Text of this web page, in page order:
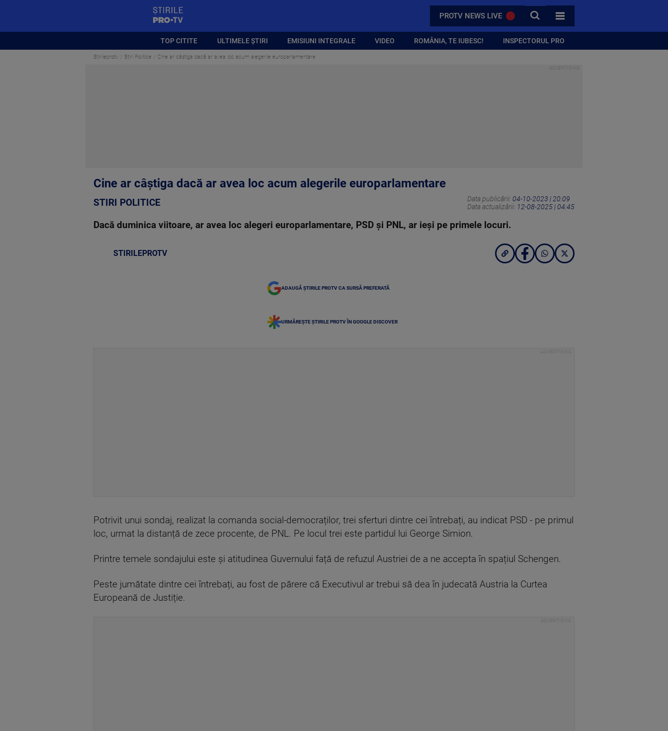
PROTV NEWS LIVE CAUTA
TOATE CATEGORIILE
TOP CITITE ULTIMELE ȘTIRI EMISIUNI INTEGRALE VIDEO ROMÂNIA, TE IUBESC! INSPECTORUL PRO
Stirileprotv Stiri Politice Cine ar câștiga dacă ar avea loc acum alegerile europarlamentare
Cine ar câștiga dacă ar avea loc acum alegerile europarlamentare
STIRI POLITICE Data publicării: 04-10-2023 | 20:09
Data actualizării: 12-08-2025 | 04:45
Dacă duminica viitoare, ar avea loc alegeri europarlamentare, PSD și PNL, ar ieși pe primele locuri.
STIRILEPROTV
ADAUGĂ ȘTIRILE PROTV CA SURSĂ PREFERATĂ
URMĂREȘTE ȘTIRILE PROTV ÎN GOOGLE DISCOVER
Potrivit unui sondaj, realizat la comanda social-democraților, trei sferturi dintre cei întrebați, au indicat PSD - pe primul
loc, urmat la distanță de zece procente, de PNL. Pe locul trei este partidul lui George Simion.
Printre temele sondajului este și atitudinea Guvernului față de refuzul Austriei de a ne accepta în spațiul Schengen.
Peste jumătate dintre cei întrebați, au fost de părere că Executivul ar trebui să dea în judecată Austria la Curtea
Europeană de Justiție.